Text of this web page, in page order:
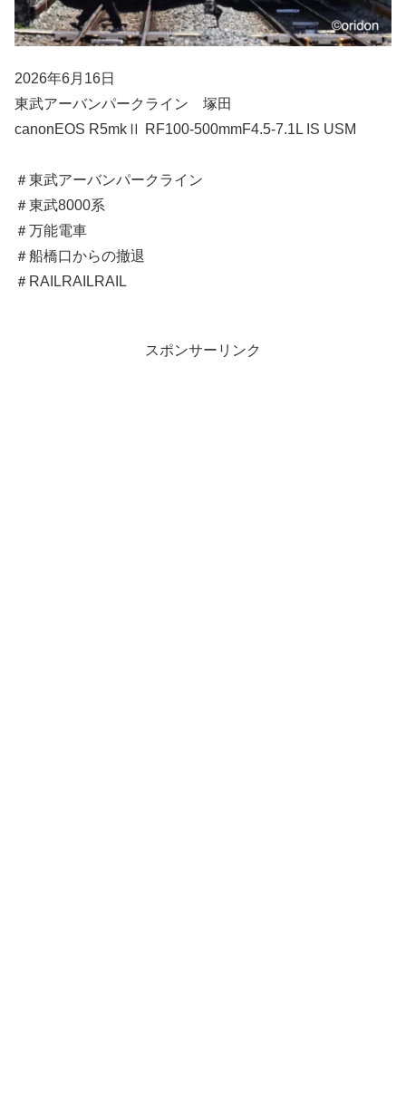
2026年6月16日
東武アーバンパークライン 塚田
canonEOS R5mkⅡ RF100-500mmF4.5-7.1L IS USM
＃東武アーバンパークライン
＃東武8000系
＃万能電車
＃船橋口からの撤退
＃RAILRAILRAIL
スポンサーリンク